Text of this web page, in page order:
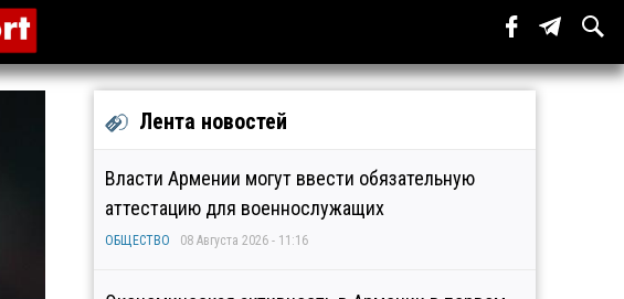
Лента новостей
Власти Армении могут ввести обязательную
аттестацию для военнослужащих
ОБЩЕСТВО 08 Августа 2026 - 11:16